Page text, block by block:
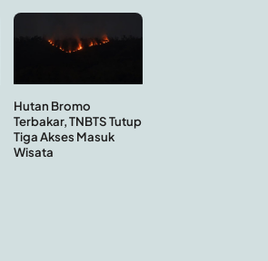
Hutan Bromo
Terbakar, TNBTS Tutup
Tiga Akses Masuk
Wisata